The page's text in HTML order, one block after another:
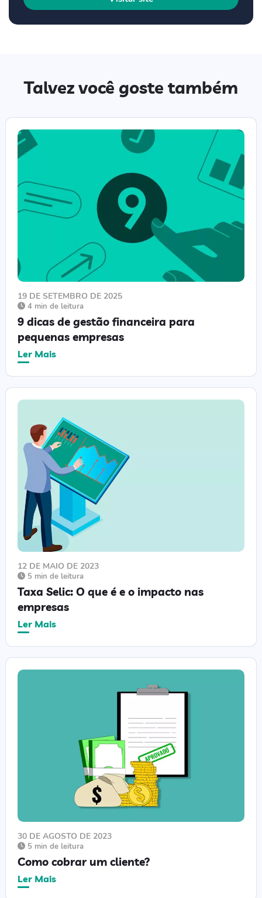
Talvez você goste também
19 DE SETEMBRO DE 2025
4 min de leitura
9 dicas de gestão financeira para
pequenas empresas
Ler Mais
12 DE MAIO DE 2023
5 min de leitura
Taxa Selic: O que é e o impacto nas
empresas
Ler Mais
30 DE AGOSTO DE 2023
5 min de leitura
Como cobrar um cliente?
Ler Mais